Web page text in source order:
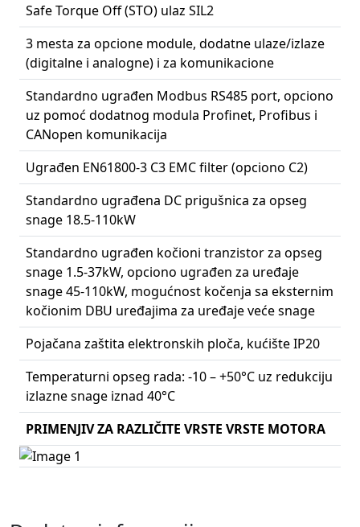
Safe Torque Off (STO) ulaz SIL2
3 mesta za opcione module, dodatne ulaze/izlaze
(digitalne i analogne) i za komunikacione
Standardno ugrađen Modbus RS485 port, opciono
uz pomoć dodatnog modula Profinet, Profibus i
CANopen komunikacija
Ugrađen EN61800-3 C3 EMC filter (opciono C2)
Standardno ugrađena DC prigušnica za opseg
snage 18.5-110kW
Standardno ugrađen kočioni tranzistor za opseg
snage 1.5-37kW, opciono ugrađen za uređaje
snage 45-110kW, mogućnost kočenja sa eksternim
kočionim DBU uređajima za uređaje veće snage
Pojačana zaštita elektronskih ploča, kućište IP20
Temperaturni opseg rada: -10 – +50°C uz redukciju
izlazne snage iznad 40°C
PRIMENJIV ZA RAZLIČITE VRSTE VRSTE MOTORA